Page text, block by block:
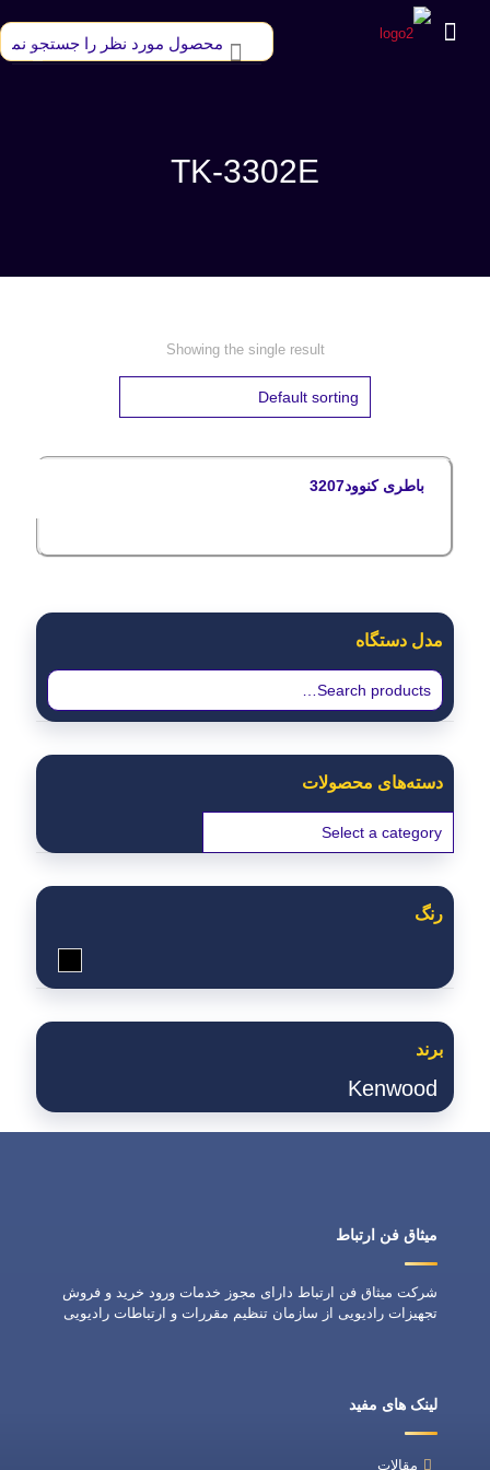
TK-3302E
Showing the single result
باطری کنوود3207
مدل دستگاه
دسته‌های محصولات
رنگ
برند
Kenwood
میثاق فن ارتباط
شرکت میثاق فن ارتباط دارای مجوز خدمات ورود خرید و فروش
تجهیزات رادیویی از سازمان تنظیم مقررات و ارتباطات رادیویی
لینک های مفید
مقالات